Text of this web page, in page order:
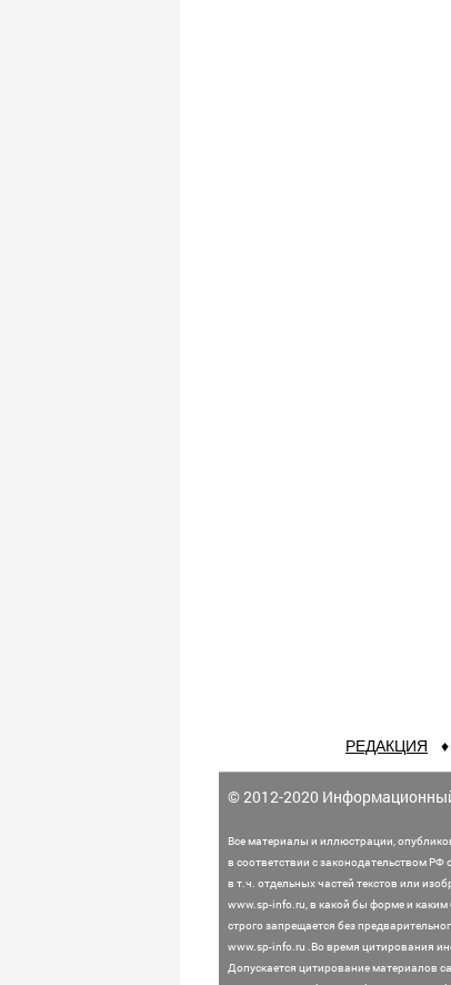
РЕДАКЦИЯ
© 2012-2020
Все материалы и иллюстрации,
в соответствии с законодательством РФ
в т.ч. отдельных частей текстов или
www.sp-info.ru, в какой бы форме и
строго запрещается без
www.sp-info.ru .Во время цитирования
Допускается цитирование материалов